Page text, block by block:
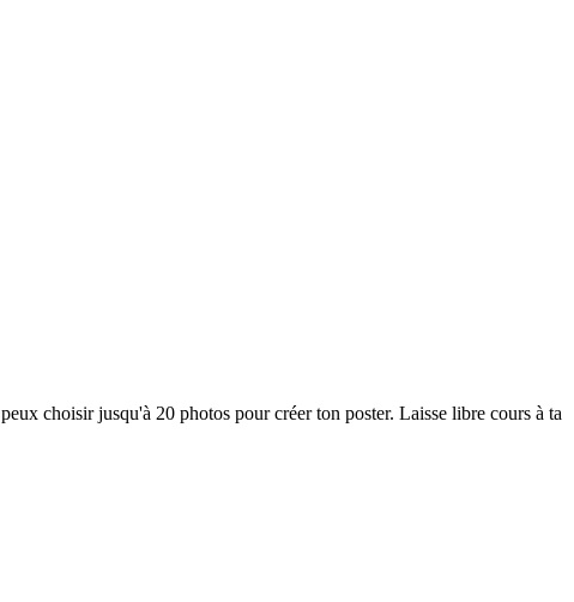
choisir jusqu'à 20 photos pour créer ton poster. Laisse libre cours à ta